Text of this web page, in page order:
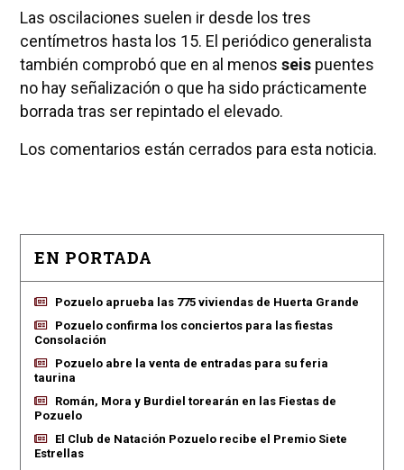
Las oscilaciones suelen ir desde los tres
centímetros hasta los 15. El periódico generalista
también comprobó que en al menos seis puentes
no hay señalización o que ha sido prácticamente
borrada tras ser repintado el elevado.
Los comentarios están cerrados para esta noticia.
EN PORTADA
Pozuelo aprueba las 775 viviendas de Huerta Grande
Pozuelo confirma los conciertos para las fiestas
Consolación
Pozuelo abre la venta de entradas para su feria
taurina
Román, Mora y Burdiel torearán en las Fiestas de
Pozuelo
El Club de Natación Pozuelo recibe el Premio Siete
Estrellas